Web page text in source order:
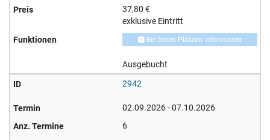
37,80 €
exklusive Eintritt
Bei freien Plätzen informieren
Ausgebucht
2942
02.09.2026 - 07.10.2026
6